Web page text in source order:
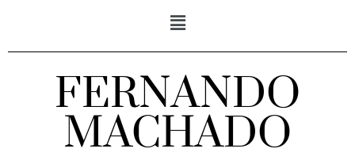
FERNANDO
MACHADO